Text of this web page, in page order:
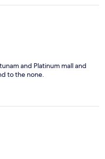
and Platinum mall and
to the none.